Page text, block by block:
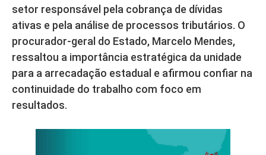
setor responsável pela cobrança de dívidas
ativas e pela análise de processos tributários. O
procurador-geral do Estado, Marcelo Mendes,
ressaltou a importância estratégica da unidade
para a arrecadação estadual e afirmou confiar na
continuidade do trabalho com foco em
resultados.